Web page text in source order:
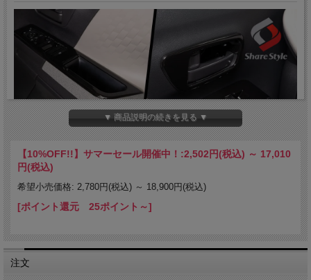
▼ 商品説明の続きを見る ▼
【10%OFF!!】サマーセール開催中！:2,502円(税込) ～ 17,010
円(税込)
希望小売価格: 2,780円(税込) ～ 18,900円(税込)
[ポイント還元 25ポイント～]
注文